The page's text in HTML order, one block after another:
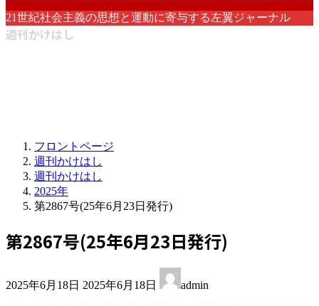
21世紀社会主義の思想と運動に寄与する左翼ジャーナル
週刊かけはし
フロントページ
週刊かけはし
週刊かけはし
2025年
第2867号(25年6月23日発行)
第2867号(25年6月23日発行)
2025年6月18日 終
2025年6月18日 admin